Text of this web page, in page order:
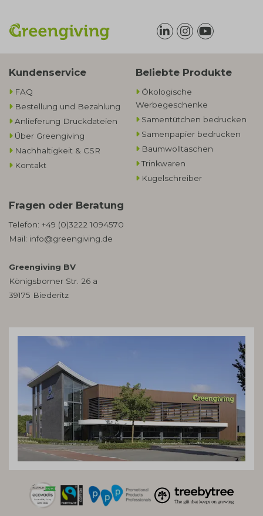
Kundenservice
FAQ
Bestellung und Bezahlung
Anlieferung Druckdateien
Über Greengiving
Nachhaltigkeit & CSR
Kontakt
Beliebte Produkte
Ökologische
Werbegeschenke​
Samentütchen bedrucken
Samenpapier bedrucken
Baumwolltaschen​
Trinkwaren
Kugelschreiber
Fragen oder Beratung
Telefon: +49 (0)3222 1094570
Mail: info@greengiving.de
Greengiving BV
Königsborner Str. 26 a
39175 Biederitz